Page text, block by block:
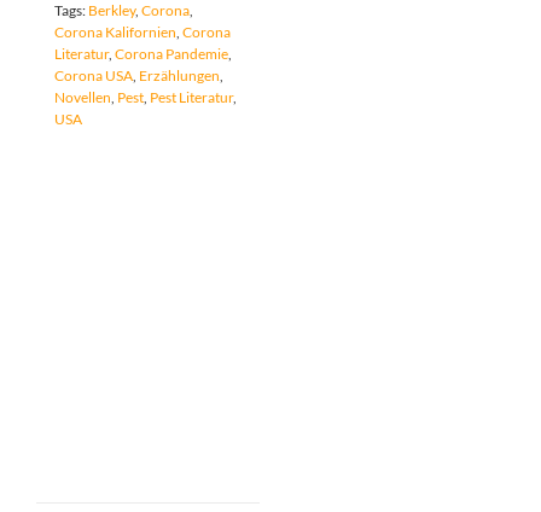
Tags: Berkley, Corona,
Corona Kalifornien, Corona
Literatur, Corona Pandemie,
Corona USA, Erzählungen,
Novellen, Pest, Pest Literatur,
USA